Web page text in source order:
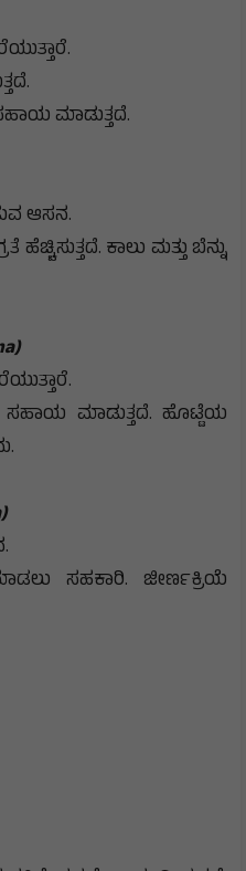
ಮಾಡುತ್ತದೆ.
ಆಸನ.
ಕಾಲು ಮತ್ತು ಬೆನ್ನು
ಮಾಡುತ್ತದೆ. ಹೊಟ್ಟೆಯ
ಸಹಕಾರಿ. ಜೀರ್ಣಕ್ರಿಯೆ